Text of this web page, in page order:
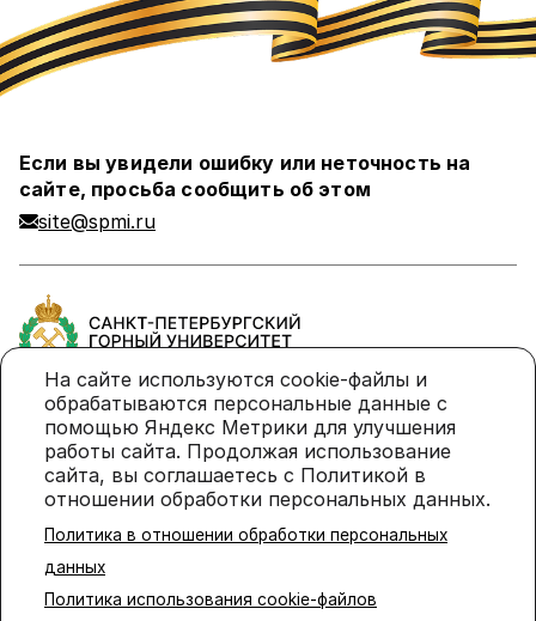
На сайте используются cookie-файлы и
обрабатываются персональные данные с
помощью Яндекс Метрики для улучшения
работы сайта. Продолжая использование
сайта, вы соглашаетесь с Политикой в
отношении обработки персональных данных.
Политика в отношении обработки персональных
данных
Политика использования cookie-файлов
Если вы увидели ошибку или неточность на
сайте, просьба сообщить об этом
site@spmi.ru
Политика в отношении обработки персональных
данных
Политика использования cookie-файлов
императрицы Екатерины II